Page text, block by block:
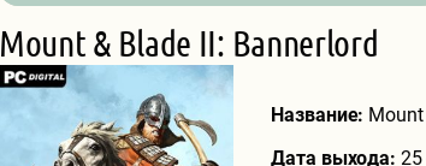
Mount & Blade II: Bannerlord
Название: Mount
Дата выхода: 25